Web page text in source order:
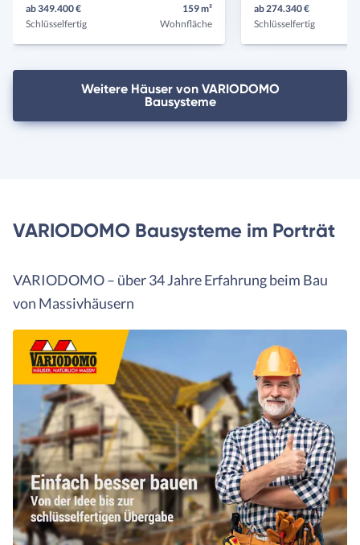
ab 349.400 €
Schlüsselfertig
159 m²
Wohnfläche
ab 274.340 €
Schlüsselfertig
Weitere Häuser von VARIODOMO
Bausysteme
VARIODOMO Bausysteme im Porträt
VARIODOMO – über 34 Jahre Erfahrung beim Bau
von Massivhäusern